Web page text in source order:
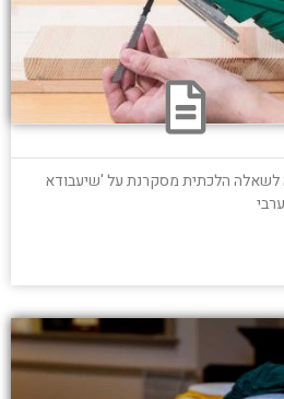
לשאלה הלכתית מסקרנת על 'שיעבודא